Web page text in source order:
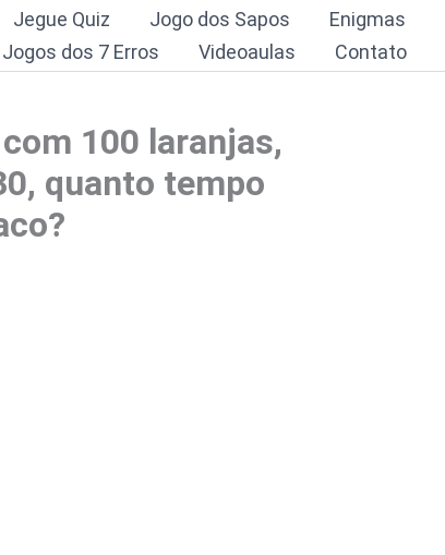
Jegue Quiz Jogo dos Sapos Enigmas
Jogos dos 7 Erros Videoaulas Contato
100 laranjas,
quanto tempo